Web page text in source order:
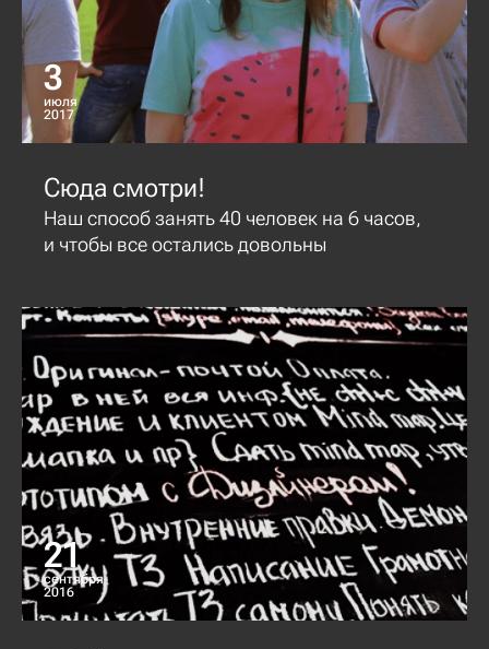
3
июля
2017
Сюда смотри!
Наш способ занять 40 человек на 6 часов,
и чтобы все остались довольны
21
сентября
2016